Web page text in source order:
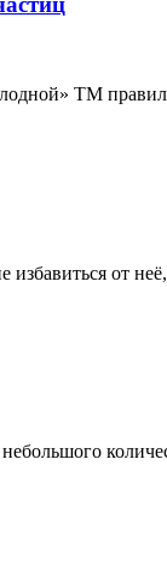
ТМ
от